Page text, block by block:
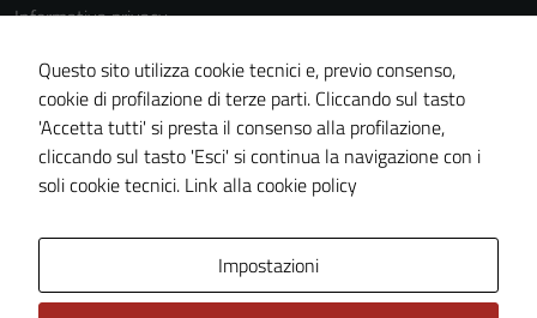
Informativa privacy
Note legali
Dichiarazione di accessibilità
Piano di miglioramento del sito
Questo sito utilizza cookie tecnici e, previo consenso,
cookie di profilazione di terze parti. Cliccando sul tasto
'Accetta tutti' si presta il consenso alla profilazione,
cliccando sul tasto 'Esci' si continua la navigazione con i
soli cookie tecnici. Link alla cookie policy
Impostazioni